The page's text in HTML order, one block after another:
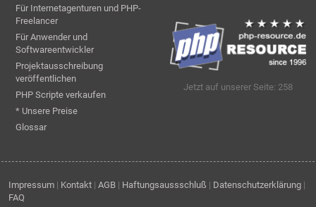
Für Internetagenturen und PHP-
Freelancer
Für Anwender und
Softwareentwickler
Projektausschreibung
veröffentlichen
PHP Scripte verkaufen
* Unsere Preise
Glossar
Jetzt auf unserer Seite: 258
Impressum | Kontakt | AGB | Haftungsaussschluß | Datenschutzerklärung |
FAQ